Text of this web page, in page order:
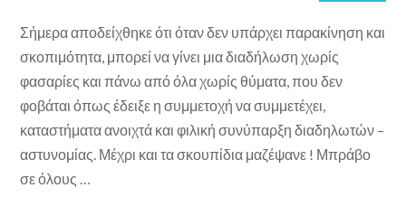
Σήμερα αποδείχθηκε ότι όταν δεν υπάρχει παρακίνηση και
σκοπιμότητα, μπορεί να γίνει μια διαδήλωση χωρίς
φασαρίες και πάνω από όλα χωρίς θύματα, που δεν
φοβάται όπως έδειξε η συμμετοχή να συμμετέχει,
καταστήματα ανοιχτά και φιλική συνύπαρξη διαδηλωτών –
αστυνομίας. Μέχρι και τα σκουπίδια μαζέψανε ! Μπράβο
σε όλους …